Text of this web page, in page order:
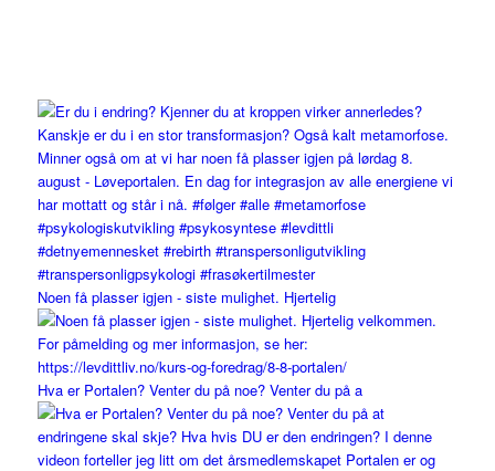
Noen få plasser igjen - siste mulighet. Hjertelig
Hva er Portalen? Venter du på noe? Venter du på a